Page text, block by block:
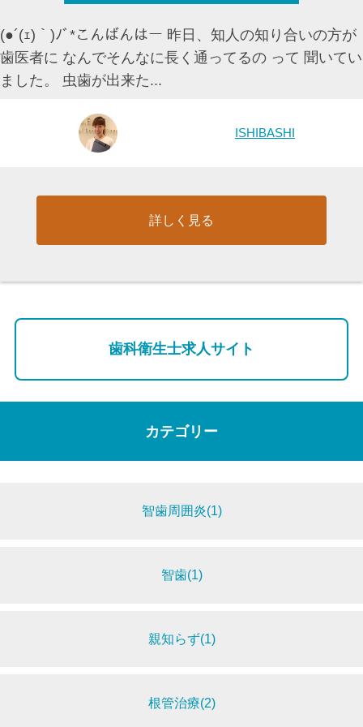
(●´(ｪ)｀)ﾉﾞ*こんばんはー 昨日、知人の知り合いの方が
歯医者に なんでそんなに長く通ってるの って 聞いてい
ました。 虫歯が出来た...
ISHIBASHI
詳しく見る
歯科衛生士求人サイト
カテゴリー
智歯周囲炎(1)
智歯(1)
親知らず(1)
根管治療(2)